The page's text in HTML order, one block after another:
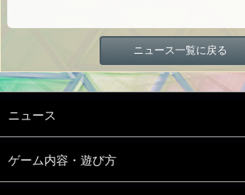
ニュース一覧に戻る
ニュース
ゲーム内容・遊び方